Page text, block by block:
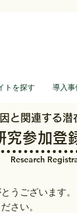
トを探す 導入事
と関連する
究参加登
Research
うございます。​
さい。